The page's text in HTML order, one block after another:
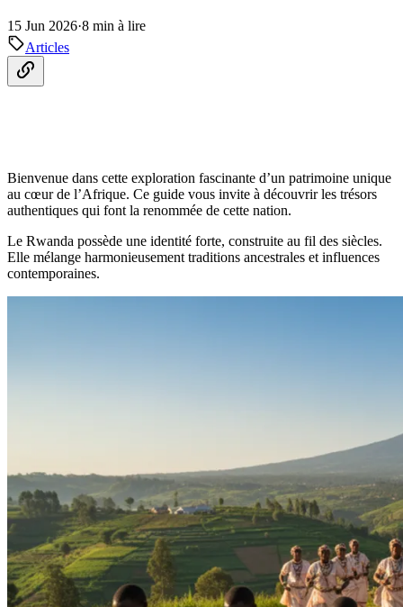
15 Jun 2026·8 min à lire
Articles
Bienvenue dans cette exploration fascinante d’un patrimoine unique
au cœur de l’Afrique. Ce guide vous invite à découvrir les trésors
authentiques qui font la renommée de cette nation.
Le Rwanda possède une identité forte, construite au fil des siècles.
Elle mélange harmonieusement traditions ancestrales et influences
contemporaines.